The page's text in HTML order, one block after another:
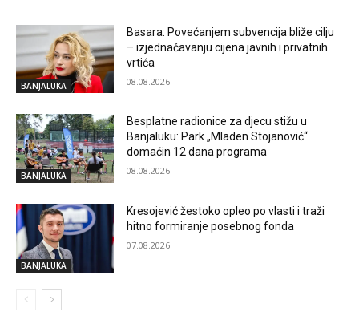
BANJALUKA
Basara: Povećanjem subvencija bliže cilju
– izjednačavanju cijena javnih i privatnih
vrtića
08.08.2026.
BANJALUKA
Besplatne radionice za djecu stižu u
Banjaluku: Park „Mladen Stojanović“
domaćin 12 dana programa
08.08.2026.
BANJALUKA
Kresojević žestoko opleo po vlasti i traži
hitno formiranje posebnog fonda
07.08.2026.